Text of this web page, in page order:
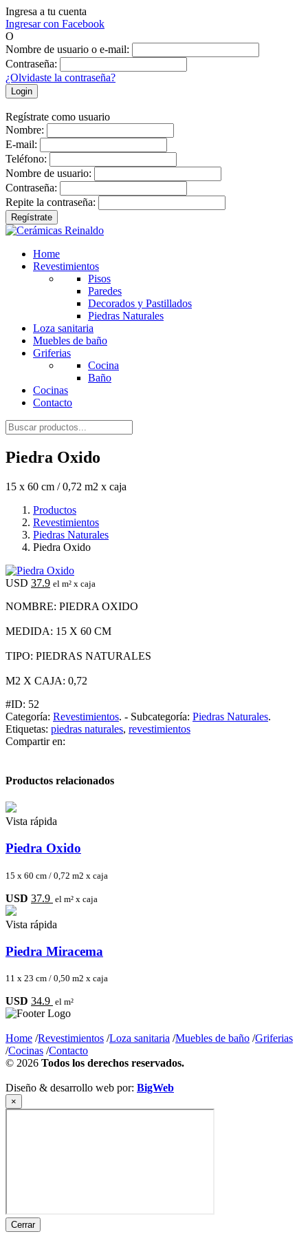
Ingresa a tu cuenta
Ingresar con Facebook
O
Nombre de usuario o e-mail:
Contraseña:
¿Olvidaste la contraseña?
Login
Regístrate como usuario
Nombre:
E-mail:
Teléfono:
Nombre de usuario:
Contraseña:
Repite la contraseña:
Regístrate
Home
Revestimientos
Pisos
Paredes
Decorados y Pastillados
Piedras Naturales
Loza sanitaria
Muebles de baño
Griferias
Cocina
Baño
Cocinas
Contacto
Piedra Oxido
15 x 60 cm / 0,72 m2 x caja
Productos
Revestimientos
Piedras Naturales
Piedra Oxido
USD 37.9 el m² x caja
NOMBRE: PIEDRA OXIDO
MEDIDA: 15 X 60 CM
TIPO: PIEDRAS NATURALES
M2 X CAJA: 0,72
#ID: 52
Categoría: Revestimientos. - Subcategoría: Piedras Naturales.
Etiquetas: piedras naturales, revestimientos
Compartir en:
Productos relacionados
Vista rápida
Piedra Oxido
15 x 60 cm / 0,72 m2 x caja
USD 37.9 el m² x caja
Vista rápida
Piedra Miracema
11 x 23 cm / 0,50 m2 x caja
USD 34.9 el m²
Home /Revestimientos /Loza sanitaria /Muebles de baño /Griferias
/Cocinas /Contacto
© 2026 Todos los derechos reservados.
Diseño & desarrollo web por: BigWeb
×
Cerrar